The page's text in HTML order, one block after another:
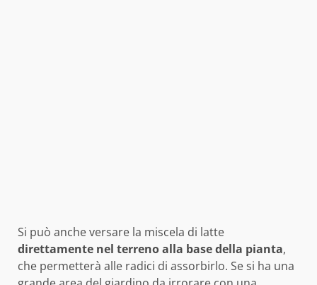
Si può anche versare la miscela di latte
direttamente nel terreno alla base della pianta,
che permetterà alle radici di assorbirlo. Se si ha una